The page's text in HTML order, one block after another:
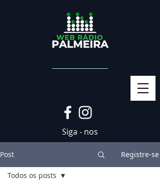
Siga - nos
Post Registre-se
Todos os posts